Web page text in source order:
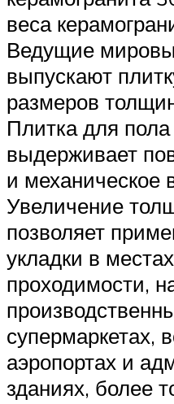
веса
Ведущие
выпускают
размеров
Плитка для
выдерживает
и механическое
Увеличение
позволяет
укладки в
проходимости,
супермаркетах,
аэропортах и
зданиях, более